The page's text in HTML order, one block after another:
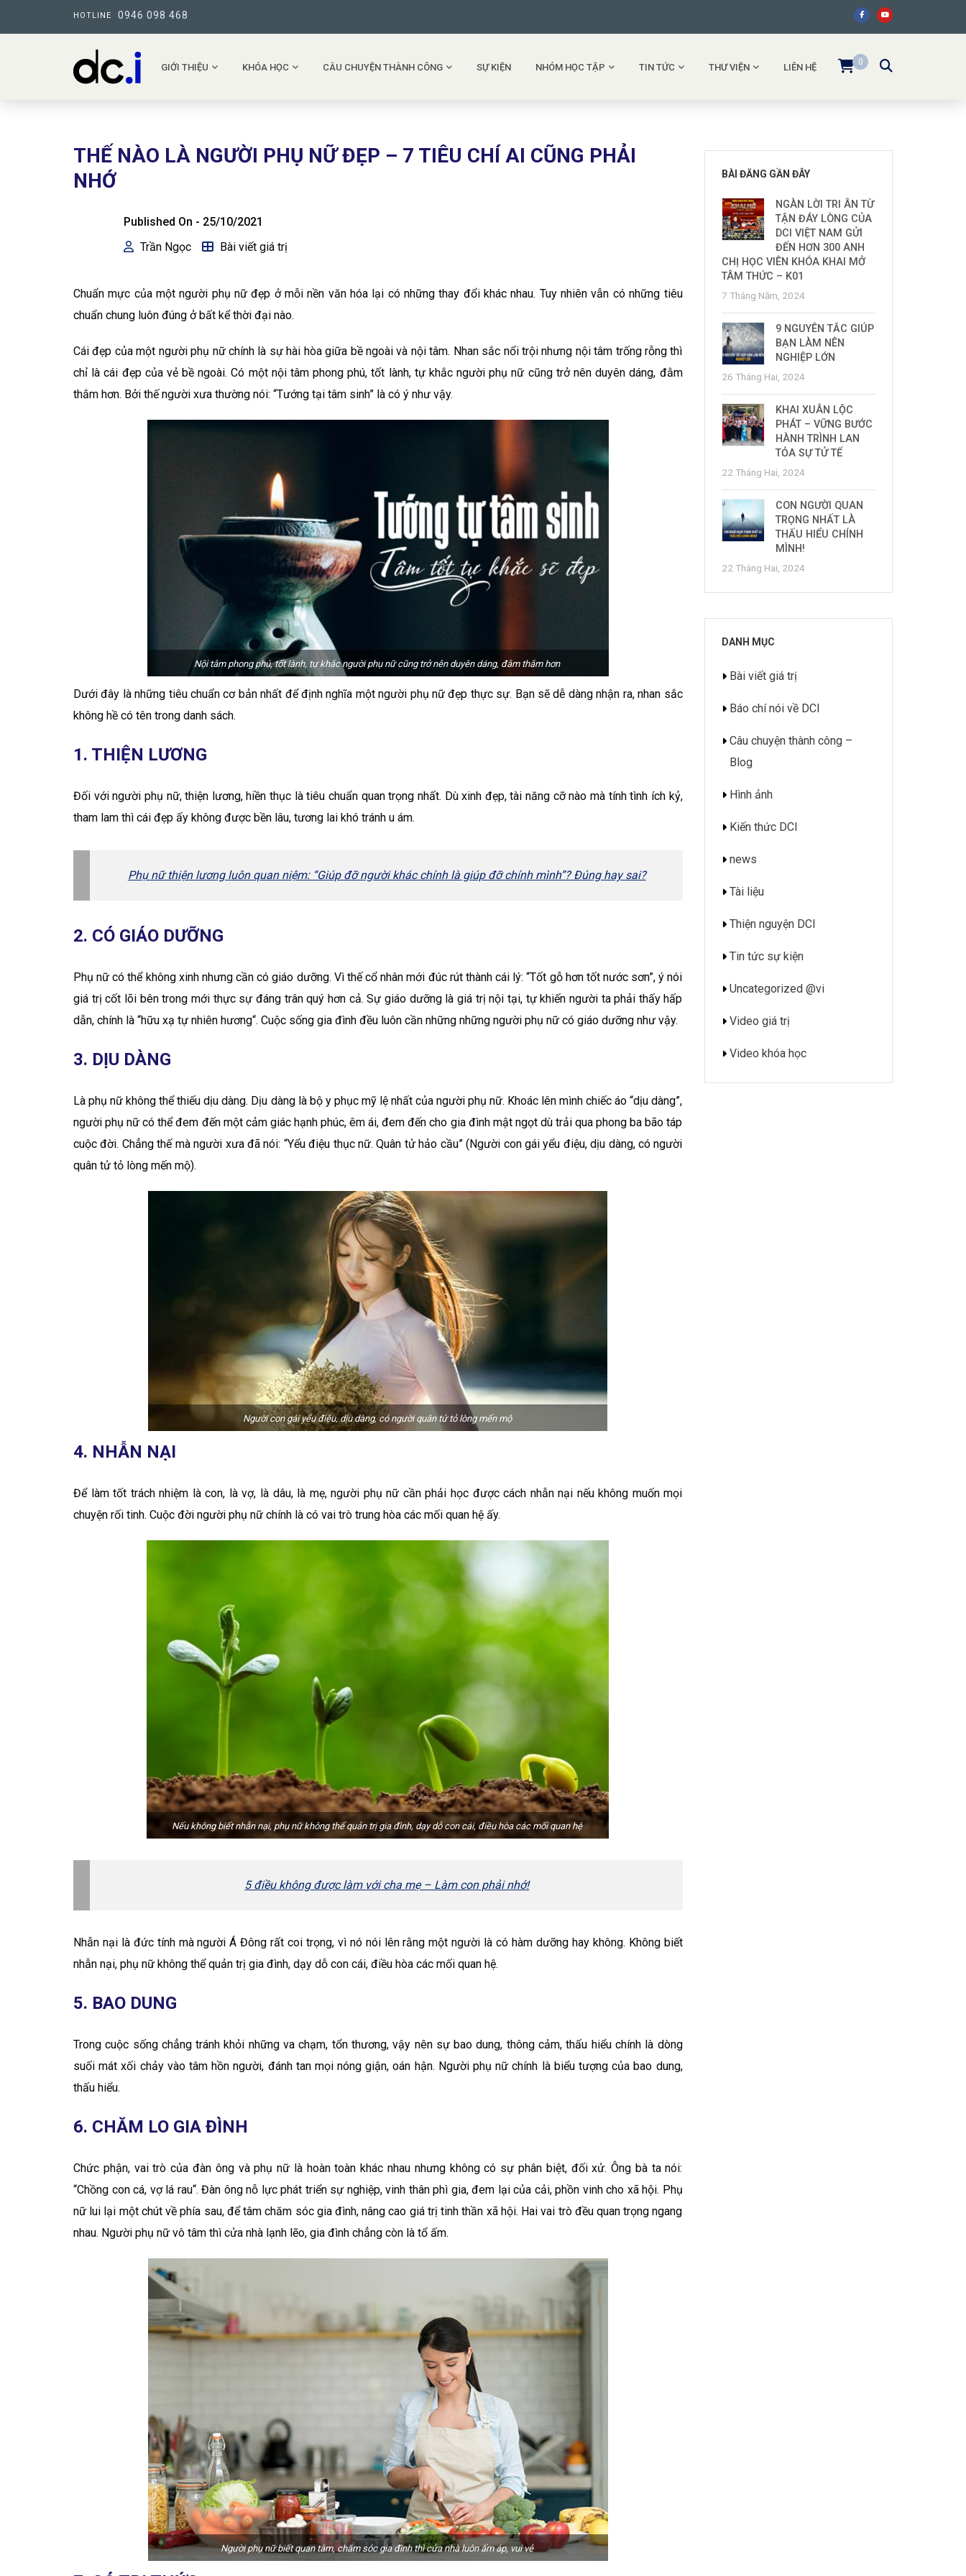
HOTLINE 0946 098 468
0
GIỚI THIỆU KHÓA HỌC CÂU CHUYỆN THÀNH CÔNG SỰ KIỆN NHÓM HỌC TẬP TIN TỨC THƯ VIỆN LIÊN HỆ
THẾ NÀO LÀ NGƯỜI PHỤ NỮ ĐẸP – 7 TIÊU CHÍ AI CŨNG PHẢI
NHỚ
Published On - 25/10/2021
Trần Ngọc
Bài viết giá trị
Chuẩn mực của một người phụ nữ đẹp ở mỗi nền văn hóa lại có những thay đổi khác nhau. Tuy nhiên vẫn có những tiêu
chuẩn chung luôn đúng ở bất kể thời đại nào.
Cái đẹp của một người phụ nữ chính là sự hài hòa giữa bề ngoài và nội tâm. Nhan sắc nổi trội nhưng nội tâm trống rỗng thì
chỉ là cái đẹp của vẻ bề ngoài. Có một nội tâm phong phú, tốt lành, tự khắc người phụ nữ cũng trở nên duyên dáng, đằm
thắm hơn. Bởi thế người xưa thường nói: “Tướng tại tâm sinh” là có ý như vậy.
Nội tâm phong phú, tốt lành, tự khắc người phụ nữ cũng trở nên duyên dáng, đằm thắm hơn
Dưới đây là những tiêu chuẩn cơ bản nhất để định nghĩa một người phụ nữ đẹp thực sự. Bạn sẽ dễ dàng nhận ra, nhan sắc
không hề có tên trong danh sách.
1. THIỆN LƯƠNG
Đối với người phụ nữ, thiện lương, hiền thục là tiêu chuẩn quan trọng nhất. Dù xinh đẹp, tài năng cỡ nào mà tính tình ích kỷ,
tham lam thì cái đẹp ấy không được bền lâu, tương lai khó tránh u ám.
Phụ nữ thiện lương luôn quan niệm: “Giúp đỡ người khác chính là giúp đỡ chính mình”? Đúng hay sai?
2. CÓ GIÁO DƯỠNG
Phụ nữ có thể không xinh nhưng cần có giáo dưỡng. Vì thế cổ nhân mới đúc rút thành cái lý: “Tốt gỗ hơn tốt nước sơn”, ý nói
giá trị cốt lõi bên trong mới thực sự đáng trân quý hơn cả. Sự giáo dưỡng là giá trị nội tại, tự khiến người ta phải thấy hấp
dẫn, chính là “hữu xạ tự nhiên hương“. Cuộc sống gia đình đều luôn cần những những người phụ nữ có giáo dưỡng như vậy.
3. DỊU DÀNG
Là phụ nữ không thể thiếu dịu dàng. Dịu dàng là bộ y phục mỹ lệ nhất của người phụ nữ. Khoác lên mình chiếc áo “dịu dàng”,
người phụ nữ có thể đem đến một cảm giác hạnh phúc, êm ái, đem đến cho gia đình mật ngọt dù trải qua phong ba bão táp
cuộc đời. Chẳng thế mà người xưa đã nói: “Yểu điệu thục nữ. Quân tử hảo cầu” (Người con gái yểu điệu, dịu dàng, có người
quân tử tỏ lòng mến mộ).
Người con gái yểu điệu, dịu dàng, có người quân tử tỏ lòng mến mộ
4. NHẪN NẠI
Để làm tốt trách nhiệm là con, là vợ, là dâu, là mẹ, người phụ nữ cần phải học được cách nhẫn nại nếu không muốn mọi
chuyện rối tinh. Cuộc đời người phụ nữ chính là có vai trò trung hòa các mối quan hệ ấy.
Nếu không biết nhẫn nại, phụ nữ không thể quản trị gia đình, dạy dỗ con cái, điều hòa các mối quan hệ
5 điều không được làm với cha mẹ – Làm con phải nhớ!
Nhẫn nại là đức tính mà người Á Đông rất coi trọng, vì nó nói lên rằng một người là có hàm dưỡng hay không. Không biết
nhẫn nại, phụ nữ không thể quản trị gia đình, dạy dỗ con cái, điều hòa các mối quan hệ.
5. BAO DUNG
Trong cuộc sống chẳng tránh khỏi những va chạm, tổn thương, vậy nên sự bao dung, thông cảm, thấu hiểu chính là dòng
suối mát xối chảy vào tâm hồn người, đánh tan mọi nóng giận, oán hận. Người phụ nữ chính là biểu tượng của bao dung,
thấu hiểu.
6. CHĂM LO GIA ĐÌNH
Chức phận, vai trò của đàn ông và phụ nữ là hoàn toàn khác nhau nhưng không có sự phân biệt, đối xử. Ông bà ta nói:
“Chồng con cá, vợ lá rau“. Đàn ông nỗ lực phát triển sự nghiệp, vinh thân phì gia, đem lại của cải, phồn vinh cho xã hội. Phụ
nữ lui lại một chút về phía sau, để tâm chăm sóc gia đình, nâng cao giá trị tinh thần xã hội. Hai vai trò đều quan trọng ngang
nhau. Người phụ nữ vô tâm thì cửa nhà lạnh lẽo, gia đình chẳng còn là tổ ấm.
Người phụ nữ biết quan tâm, chăm sóc gia đình thì cửa nhà luôn ấm áp, vui vẻ
BÀI ĐĂNG GẦN ĐÂY
NGÀN LỜI TRI ÂN TỪ
TẬN ĐÁY LÒNG CỦA
DCI VIỆT NAM GỬI
ĐẾN HƠN 300 ANH
CHỊ HỌC VIÊN KHÓA KHAI MỞ
TÂM THỨC – K01
7 Tháng Năm, 2024
9 NGUYÊN TẮC GIÚP
BẠN LÀM NÊN
NGHIỆP LỚN
26 Tháng Hai, 2024
KHAI XUÂN LỘC
PHÁT – VỮNG BƯỚC
HÀNH TRÌNH LAN
TỎA SỰ TỬ TẾ
22 Tháng Hai, 2024
CON NGƯỜI QUAN
TRỌNG NHẤT LÀ
THẤU HIỂU CHÍNH
MÌNH!
22 Tháng Hai, 2024
DANH MỤC
Bài viết giá trị
Báo chí nói về DCI
Câu chuyện thành công –
Blog
Hình ảnh
Kiến thức DCI
news
Tài liệu
Thiện nguyện DCI
Tin tức sự kiện
Uncategorized @vi
Video giá trị
Video khóa học